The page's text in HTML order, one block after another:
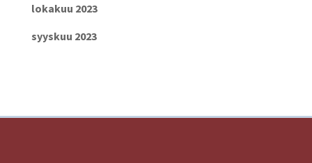
lokakuu 2023
syyskuu 2023